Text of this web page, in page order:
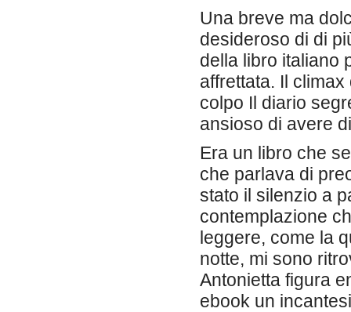
Una breve ma
desideroso di di
della libro italiano
affrettata. Il
colpo Il diario
ansioso di avere
Era un libro che
che parlava di
stato il silenzio a
contemplazione
leggere, come la
notte, mi sono
Antonietta figura
ebook un